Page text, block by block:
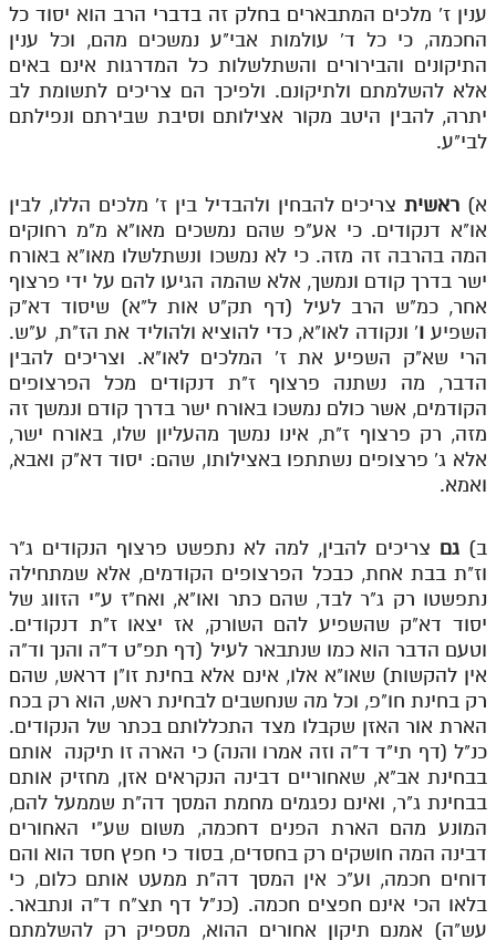
ענין ז' מלכים המתבארים בחלק זה בדברי הרב הוא יסוד כל
החכמה, כי כל ד' עולמות אבי"ע נמשכים מהם, וכל ענין
התיקונים והבירורים והשתלשלות כל המדרגות אינם באים
אלא להשלמתם ולתיקונם. ולפיכך הם צריכים לתשומת לב
יתרה, להבין היטב מקור אצילותם וסיבת שבירתם ונפילתם
לבי"ע.
א) ראשיתצריכים להבחין ולהבדיל בין ז' מלכים הללו, לבין
או"א דנקודים. כי אע"פ שהם נמשכים מאו"א מ"מ רחוקים
המה בהרבה זה מזה. כי לא נמשכו ונשתלשלו מאו"א באורח
ישר בדרך קודם ונמשך, אלא שהמה הגיעו להם על ידי פרצוף
אחר, כמ"ש הרב לעיל (דף תק"ט אות ל"א) שיסוד דא"ק
השפיע ו' ונקודה לאו"א, כדי להוציא ולהוליד את הז"ת, ע"ש.
הרי שא"ק השפיע את ז' המלכים לאו"א. וצריכים להבין
הדבר, מה נשתנה פרצוף ז"ת דנקודים מכל הפרצופים
הקודמים, אשר כולם נמשכו באורח ישר בדרך קודם ונמשך זה
מזה, רק פרצוף ז"ת, אינו נמשך מהעליון שלו, באורח ישר,
אלא ג' פרצופים נשתתפו באצילותו, שהם: יסוד דא"ק ואבא,
ואמא.
ב) גם צריכים להבין, למה לא נתפשט פרצוף הנקודים ג"ר
וז"ת בבת אחת, כבכל הפרצופים הקודמים, אלא שמתחילה
נתפשטו רק ג"ר לבד, שהם כתר ואו"א, ואח"ז ע"י הזווג של
יסוד דא"ק שהשפיע להם השורק, אז יצאו ז"ת דנקודים.
וטעם הדבר הוא כמו שנתבאר לעיל (דף תפ"ט ד"ה והנך וד"ה
אין להקשות) שאו"א אלו, אינם אלא בחינת זו"ן דראש, שהם
רק בחינת חו"פ, וכל מה שנחשבים לבחינת ראש, הוא רק בכח
הארת אור האזן שקבלו מצד התכללותם בכתר של הנקודים.
כנ"ל (דף תי"ד ד"ה וזה אמרו והנה) כי הארה זו תיקנה אותם
בבחינת אב"א, שאחוריים דבינה הנקראים אזן, מחזיק אותם
בבחינת ג"ר, ואינם נפגמים מחמת המסך דה"ת שממעל להם,
המונע מהם הארת הפנים דחכמה, משום שע"י האחורים
דבינה המה חושקים רק בחסדים, בסוד כי חפץ חסד הוא והם
דוחים חכמה, וע"כ אין המסך דה"ת ממעט אותם כלום, כי
בלאו הכי אינם חפצים חכמה. (כנ"ל דף תצ"ח ד"ה ונתבאר.
עש"ה) אמנם תיקון אחורים ההוא, מספיק רק להשלמתם